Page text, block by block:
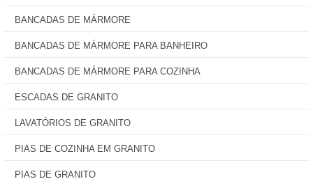
BANCADAS DE MÁRMORE
BANCADAS DE MÁRMORE PARA BANHEIRO
BANCADAS DE MÁRMORE PARA COZINHA
ESCADAS DE GRANITO
LAVATÓRIOS DE GRANITO
PIAS DE COZINHA EM GRANITO
PIAS DE GRANITO